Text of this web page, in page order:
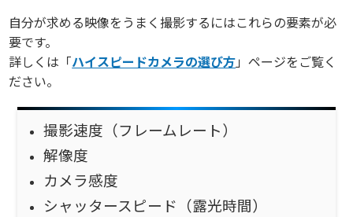
自分が求める映像をうまく撮影するにはこれらの要素が必
要です。
詳しくは「ハイスピードカメラの選び方」ページをご覧く
ださい。
撮影速度（フレームレート）
解像度
カメラ感度
シャッタースピード（露光時間）